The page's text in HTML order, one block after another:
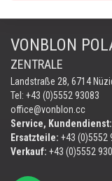
VONBLON
ZENTRALE
Landstraße 28, 6714
Tel: +43 (0)5552 93083
office@vonblon.cc
Service, Kundendienst:
Ersatzteile: +43 (0)5552
Verkauf: +43 (0)5552